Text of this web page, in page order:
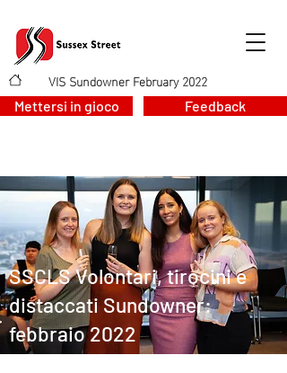
VIS Sundowner February 2022
Mettersi in gioco Feedback
SSCLS Volontari, tirocini e
distaccati Sundowner:
febbraio 2022